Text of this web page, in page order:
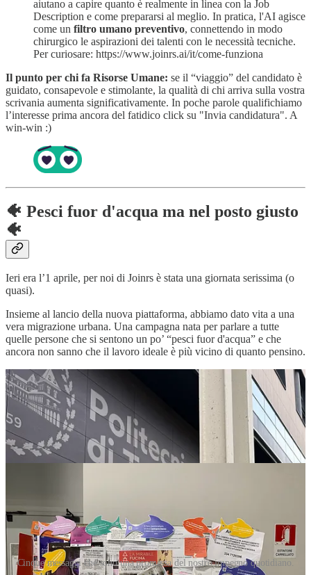
aiutano a capire quanto è realmente in linea con la Job
Description e come prepararsi al meglio. In pratica, l'AI agisce
come un filtro umano preventivo, connettendo in modo
chirurgico le aspirazioni dei talenti con le necessità tecniche.
Per curiosare: https://www.joinrs.ai/it/come-funziona
Il punto per chi fa Risorse Umane: se il “viaggio” del candidato è
guidato, consapevole e stimolante, la qualità di chi arriva sulla vostra
scrivania aumenta significativamente. In poche parole qualifichiamo
l’interesse prima ancora del fatidico click su "Invia candidatura". A
win-win :)
🐠 Pesci fuor d'acqua ma nel posto giusto
🐠
Ieri era l’1 aprile, per noi di Joinrs è stata una giornata serissima (o
quasi).
Insieme al lancio della nuova piattaforma, abbiamo dato vita a una
vera migrazione urbana. Una campagna nata per parlare a tutte
quelle persone che si sentono un po’ “pesci fuor d'acqua” e che
ancora non sanno che il lavoro ideale è più vicino di quanto pensino.
Cinque messaggi che sono una promessa del nostro impegno quotidiano.